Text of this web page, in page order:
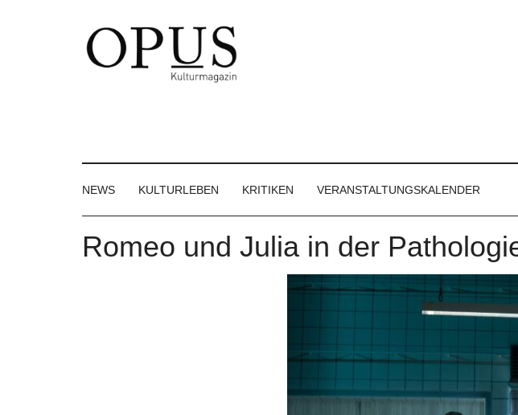
Großregion
NEWS KULTURLEBEN KRITIKEN VERANSTALTUNGSKALENDER
Romeo und Julia in der